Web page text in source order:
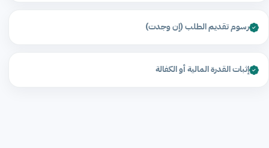
رسوم تقديم الطلب (إن وجدت)
إثبات القدرة المالية أو الكفالة